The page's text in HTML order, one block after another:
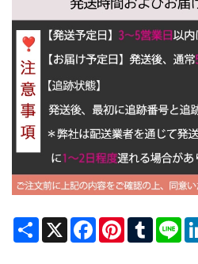
Share X FacebookPinterestTumblrLine